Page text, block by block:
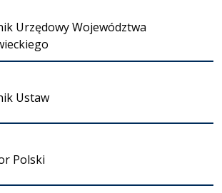
Urzędowy Województwa
Ustaw
Polski